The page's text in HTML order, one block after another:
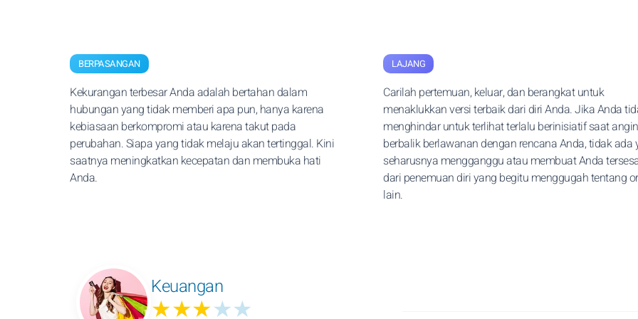
BERPASANGAN
Kekurangan terbesar Anda adalah bertahan dalam
hubungan yang tidak memberi apa pun, hanya karena
kebiasaan berkompromi atau karena takut pada
perubahan. Siapa yang tidak melaju akan tertinggal. Kini
saatnya meningkatkan kecepatan dan membuka hati
Anda.
LAJANG
Carilah pertemuan, keluar, dan berangkat untuk
menaklukkan versi terbaik dari diri Anda. Jika Anda
menghindar untuk terlihat terlalu berinisiatif saat angin
berbalik berlawanan dengan rencana Anda, tidak ada
seharusnya mengganggu atau membuat Anda
dari penemuan diri yang begitu menggugah tentang
lain.
Keuangan
★★★★★